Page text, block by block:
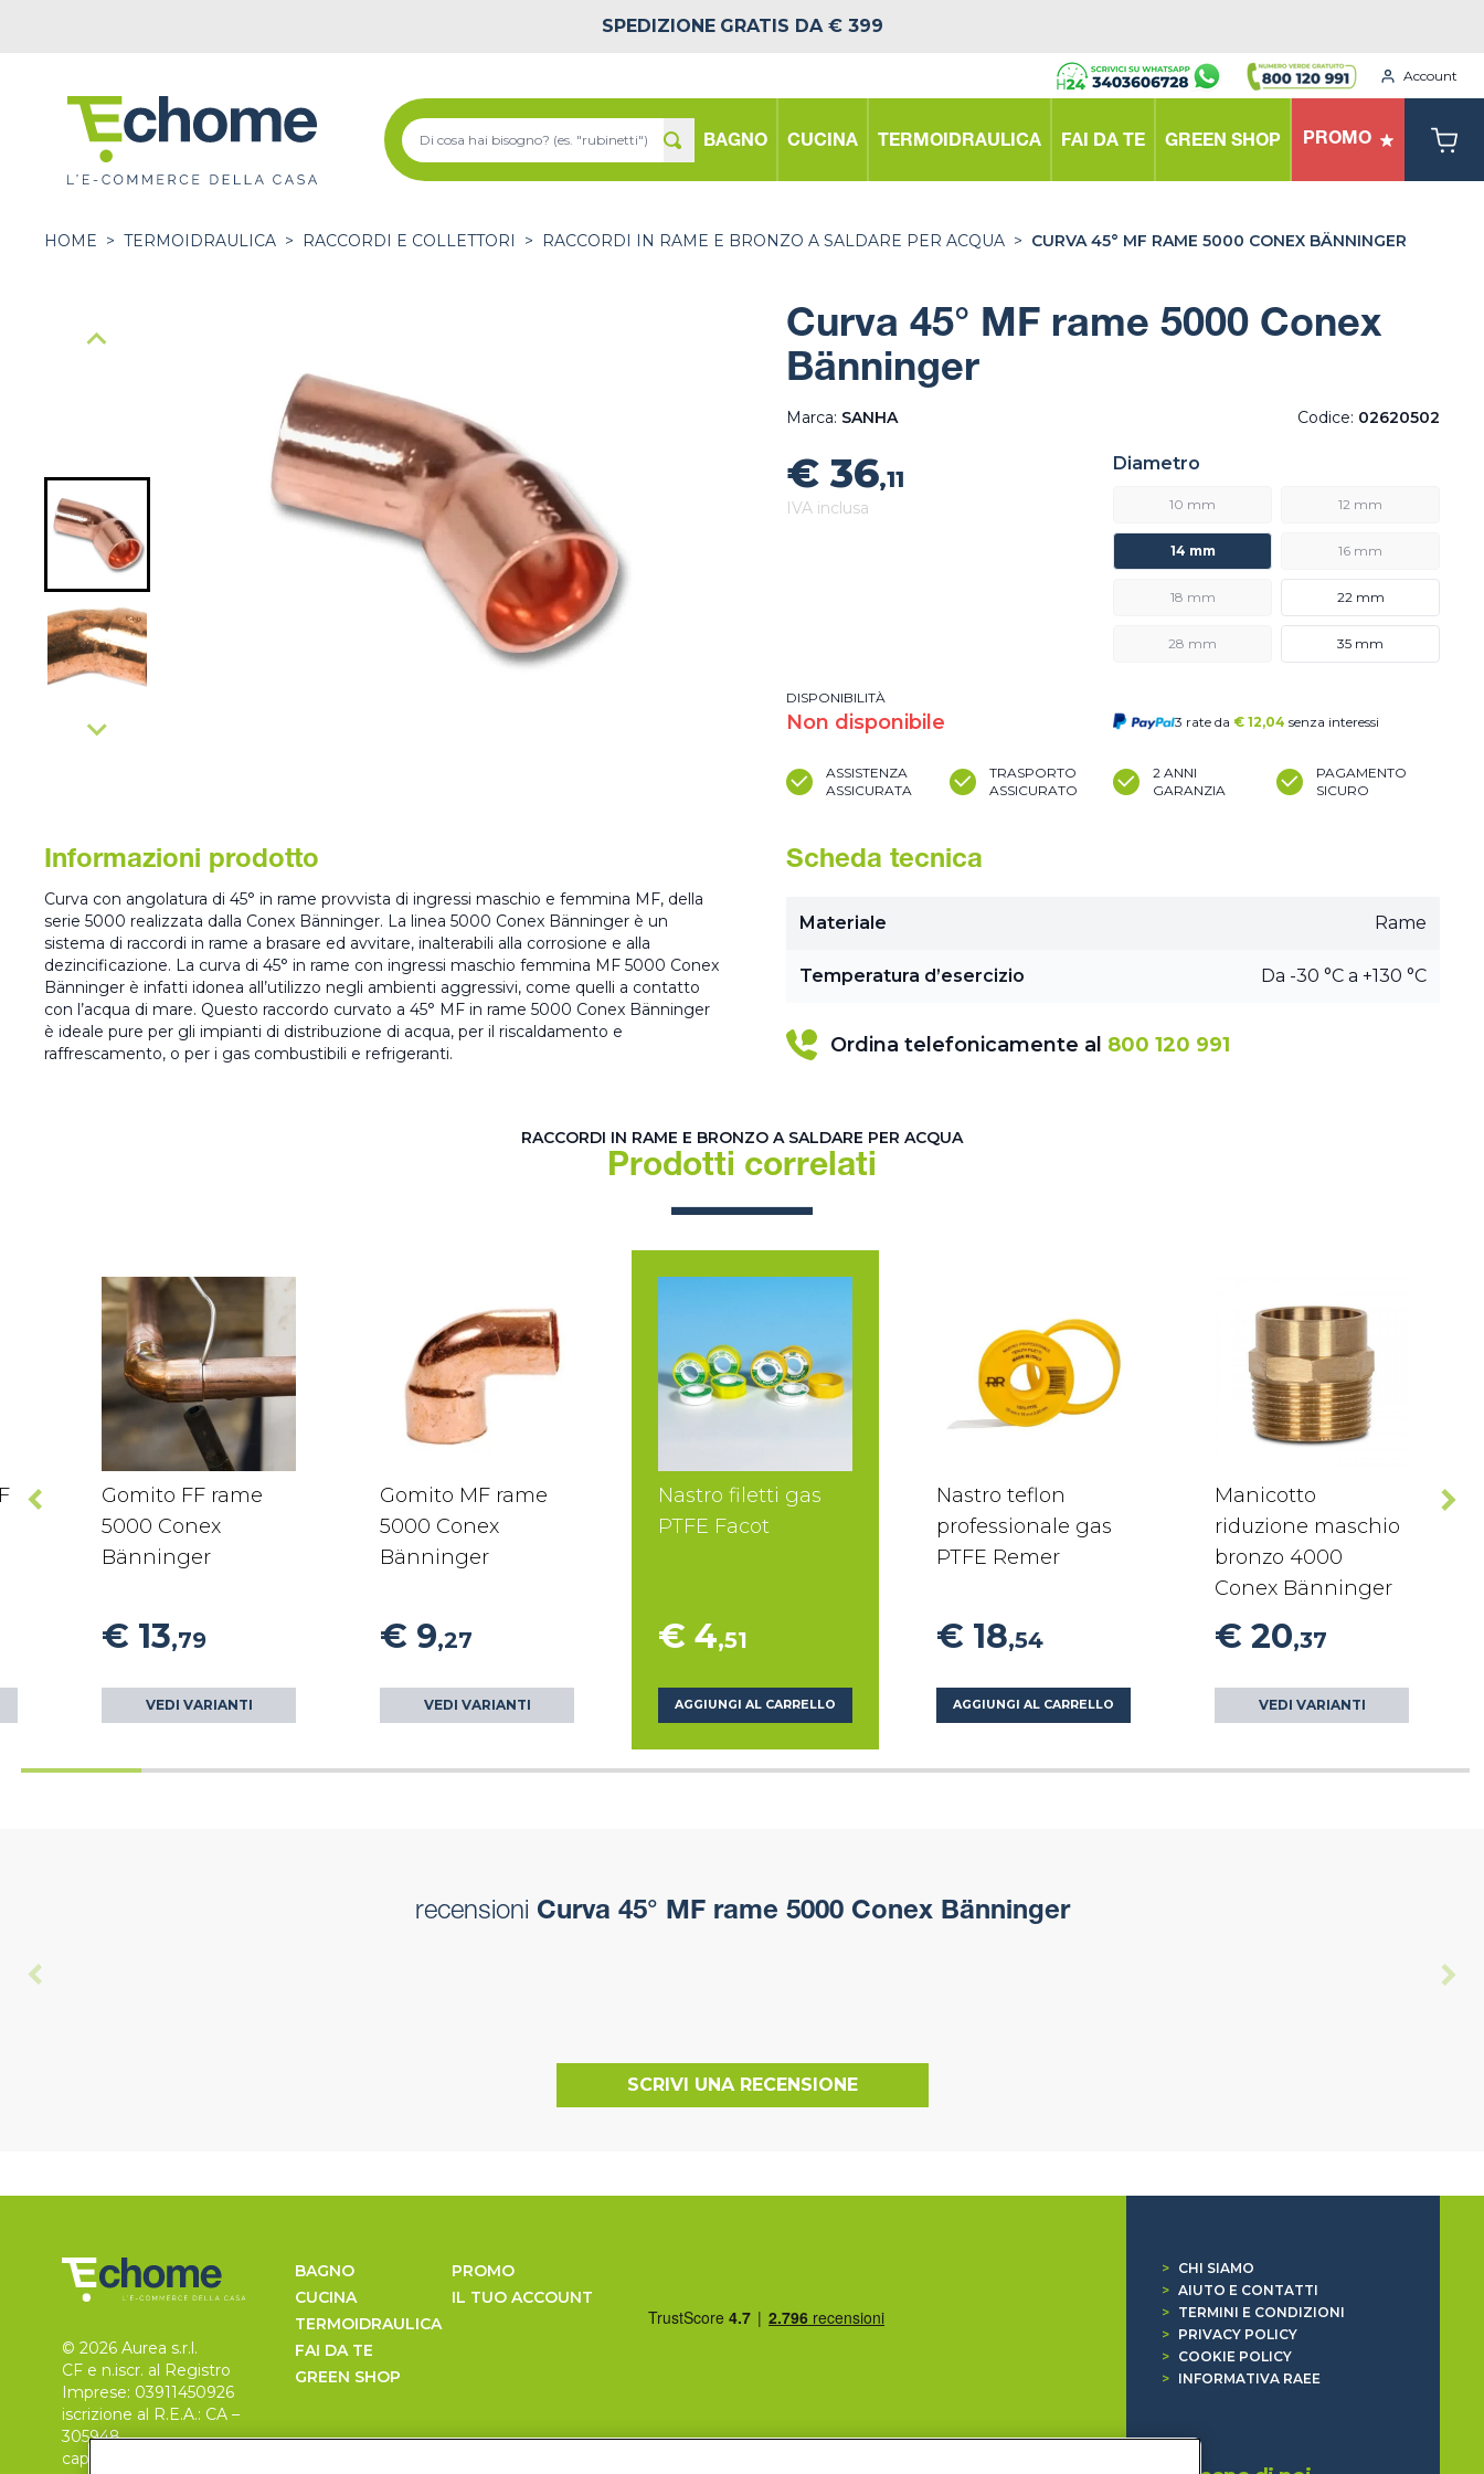
SPEDIZIONE GRATIS DA € 399
Account
BAGNO CUCINA TERMOIDRAULICA FAI DA TE GREEN SHOP PROMO
HOME > TERMOIDRAULICA > RACCORDI E COLLETTORI > RACCORDI IN RAME E BRONZO A SALDARE PER ACQUA > CURVA 45° MF RAME 5000 CONEX BÄNNINGER
Curva 45° MF rame 5000 Conex
Bänninger
Marca: SANHA Codice: 02620502
€ 36,11
IVA inclusa
DISPONIBILITÀ
Non disponibile
Diametro
10 mm 12 mm
14 mm 16 mm
18 mm 22 mm
28 mm 35 mm
3 rate da € 12,04 senza interessi
ASSISTENZA
ASSICURATA
TRASPORTO
ASSICURATO
2 ANNI
GARANZIA
PAGAMENTO
SICURO
Informazioni prodotto
Curva con angolatura di 45° in rame provvista di ingressi maschio e femmina MF, della
serie 5000 realizzata dalla Conex Bänninger. La linea 5000 Conex Bänninger è un
sistema di raccordi in rame a brasare ed avvitare, inalterabili alla corrosione e alla
dezincificazione. La curva di 45° in rame con ingressi maschio femmina MF 5000 Conex
Bänninger è infatti idonea all’utilizzo negli ambienti aggressivi, come quelli a contatto
con l’acqua di mare. Questo raccordo curvato a 45° MF in rame 5000 Conex Bänninger
è ideale pure per gli impianti di distribuzione di acqua, per il riscaldamento e
raffrescamento, o per i gas combustibili e refrigeranti.
Scheda tecnica
Materiale Rame
Temperatura d’esercizio Da -30 °C a +130 °C
Ordina telefonicamente al 800 120 991
RACCORDI IN RAME E BRONZO A SALDARE PER ACQUA
Prodotti correlati
Gomito FF rame
5000 Conex
Bänninger
€ 13,79
VEDI VARIANTI
Gomito MF rame
5000 Conex
Bänninger
€ 9,27
VEDI VARIANTI
Nastro filetti gas
PTFE Facot
€ 4,51
AGGIUNGI AL CARRELLO
Nastro teflon
professionale gas
PTFE Remer
€ 18,54
AGGIUNGI AL CARRELLO
Manicotto
riduzione maschio
bronzo 4000
Conex Bänninger
€ 20,37
VEDI VARIANTI
recensioni Curva 45° MF rame 5000 Conex Bänninger
SCRIVI UNA RECENSIONE
© 2026 Aurea s.r.l.
CF e n.iscr. al Registro
Imprese: 03911450926
iscrizione al R.E.A.: CA –
305948
capitale sociale 30.000
BAGNO
CUCINA
TERMOIDRAULICA
FAI DA TE
GREEN SHOP
PROMO
IL TUO ACCOUNT
>
CHI SIAMO
> AIUTO E CONTATTI
>
TERMINI E CONDIZIONI
>
PRIVACY POLICY
>
COOKIE POLICY
>
INFORMATIVA RAEE